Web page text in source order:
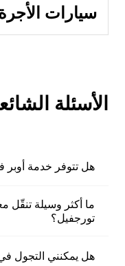
سيارات
الأسئلة
هل تتوفر خدمة أوبر
ما أكثر وسيلة تنقّل
تورجفيل؟
هل يمكنني التجول